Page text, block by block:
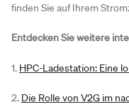
finden Sie auf Ihrem
Entdecken Sie weitere
1. HPC-Ladestation: Eine
2. Die Rolle von V2G im